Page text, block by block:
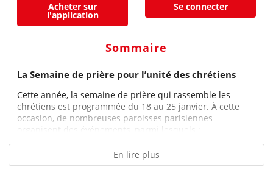
Acheter sur
l'application
Se connecter
Sommaire
La Semaine de prière pour l’unité des chrétiens
Cette année, la semaine de prière qui rassemble les
chrétiens est programmée du 18 au 25 janvier. À cette
occasion, de nombreuses paroisses parisiennes
organisent des événements, parmi lesquels :...
En lire plus